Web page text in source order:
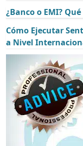
¿Banco o EMI?
Cómo Ejecutar
a Nivel